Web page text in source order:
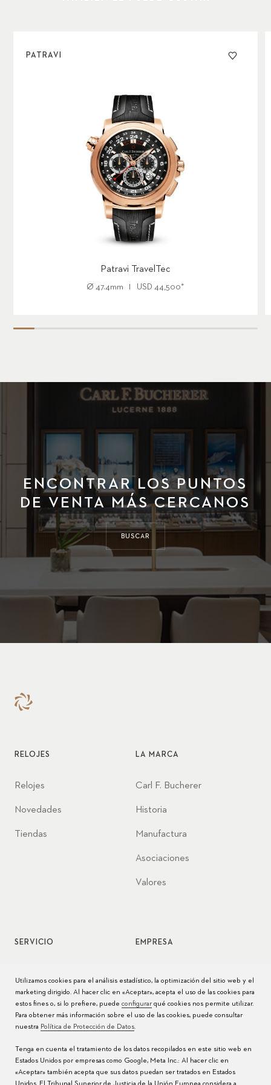
PATRAVI
Patravi TravelTec
Ø 47.4mm USD 44,500*
ENCONTRAR LOS PUNTOS
DE VENTA MÁS CERCANOS
BUSCAR
RELOJES
Relojes
Novedades
Tiendas
LA MARCA
Carl F. Bucherer
Historia
Manufactura
Asociaciones
Valores
SERVICIO
Cuidado del reloj
Manuales
Preguntas frecuentes
Centros de servicio
EMPRESA
Prensa
Utilizamos cookies para el análisis estadístico, la optimización del sitio web y el
marketing dirigido. Al hacer clic en «Aceptar», acepta el uso de las cookies para
estos fines o, si lo prefiere, puede configurarqué cookies nos permite utilizar.
Para obtener más información sobre el uso de las cookies, puede consultar
nuestra Política de Protección de Datos.
Tenga en cuenta el tratamiento de los datos recopilados en este sitio web en
Estados Unidos por empresas como Google, Meta Inc.: Al hacer clic en
«Aceptar» también acepta que sus datos puedan ser tratados en Estados